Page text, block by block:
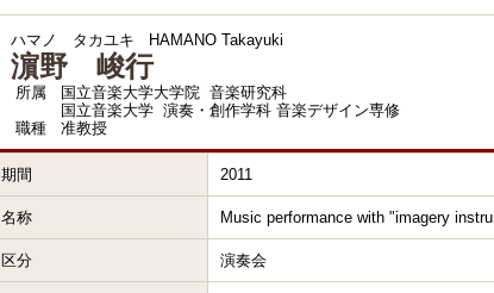
ハマノ タカユキ HAMANO Takayuki
濵野 峻行
所属
国立音楽大学大学院 音楽研究科
国立音楽大学 演奏・創作学科 音楽デザイン専修
職種
准教授
期間 2011
名称 Music performance with "imagery
区分 演奏会